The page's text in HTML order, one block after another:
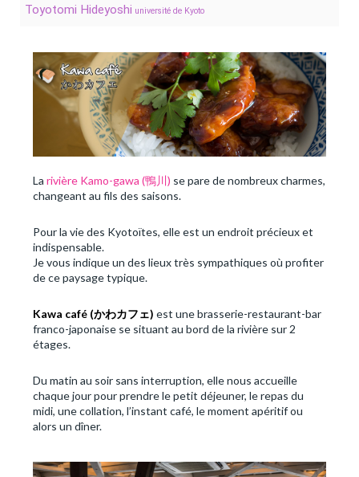
Toyotomi Hideyoshi université de Kyoto
La rivière Kamo-gawa (鴨川) se pare de nombreux charmes,
changeant au fils des saisons.
Pour la vie des Kyotoïtes, elle est un endroit précieux et
indispensable.
Je vous indique un des lieux très sympathiques où profiter
de ce paysage typique.
Kawa café (かわカフェ) est une brasserie-restaurant-bar
franco-japonaise se situant au bord de la rivière sur 2
étages.
Du matin au soir sans interruption, elle nous accueille
chaque jour pour prendre le petit déjeuner, le repas du
midi, une collation, l’instant café, le moment apéritif ou
alors un dîner.